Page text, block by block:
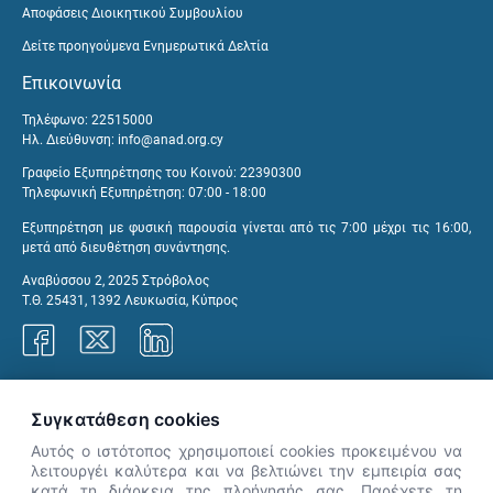
Αποφάσεις Διοικητικού Συμβουλίου
Δείτε προηγούμενα Ενημερωτικά Δελτία
Επικοινωνία
Τηλέφωνο: 22515000
Ηλ. Διεύθυνση: info@anad.org.cy
Γραφείο Εξυπηρέτησης του Κοινού: 22390300
Τηλεφωνική Εξυπηρέτηση: 07:00 - 18:00
Εξυπηρέτηση με φυσική παρουσία γίνεται από τις 7:00 μέχρι τις 16:00,
μετά από διευθέτηση συνάντησης.
Αναβύσσου 2, 2025 Στρόβολος
Τ.Θ. 25431, 1392 Λευκωσία, Κύπρος
Συγκατάθεση cookies
Αυτός ο ιστότοπος χρησιμοποιεί cookies προκειμένου να
λειτουργέι καλύτερα και να βελτιώνει την εμπειρία σας